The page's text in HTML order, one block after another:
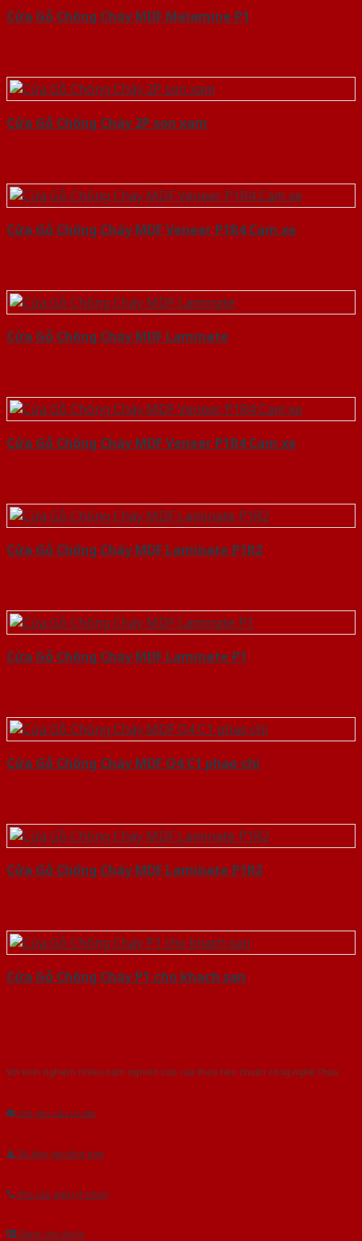
Cửa Gỗ Chống Cháy MDF Melamine P1
Cửa Gỗ Chống Cháy 2P son xam
Cửa Gỗ Chống Cháy MDF Veneer P1R4 Cam xe
Cửa Gỗ Chống Cháy MDF Laminate
Cửa Gỗ Chống Cháy MDF Veneer P1R4 Cam xe
Cửa Gỗ Chống Cháy MDF Laminate P1R2
Cửa Gỗ Chống Cháy MDF Laminate P1
Cửa Gỗ Chống Cháy MDF O4 C1 phao chi
Cửa Gỗ Chống Cháy MDF Laminate P1R2
Cửa Gỗ Chống Cháy P1 cho khach san
Với kinh nghiệm nhiêu năm nghiên cứu cửa theo tiêu chuẩn công nghệ Châu
Gửi yêu cầu tư vấn
Tải báo giá tổng hợp
Yêu cầu gọi lại (3 phút)
Dành cho đại lý